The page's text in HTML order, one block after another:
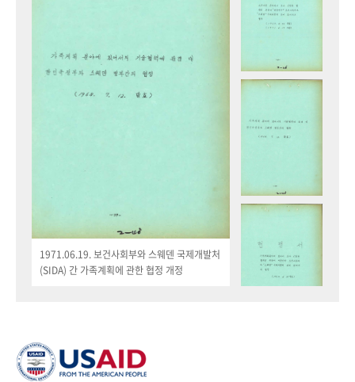
1971.06.19. 보건사회부와 스웨덴 국제개발처
(SIDA) 간 가족계획에 관한 협정 개정